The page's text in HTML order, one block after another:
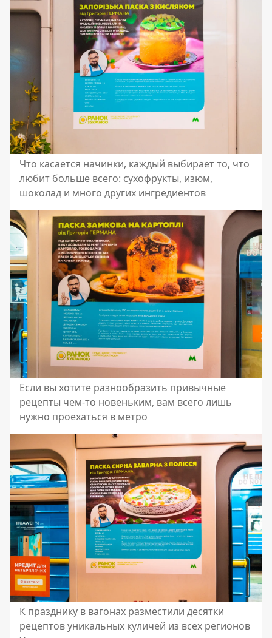
Что касается начинки, каждый выбирает то, что
любит больше всего: сухофрукты, изюм,
шоколад и много других ингредиентов
Если вы хотите разнообразить привычные
рецепты чем-то новеньким, вам всего лишь
нужно проехаться в метро
К празднику в вагонах разместили десятки
рецептов уникальных куличей из всех регионов